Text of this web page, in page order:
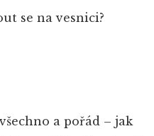
se na vesnici?
a pořád – jak